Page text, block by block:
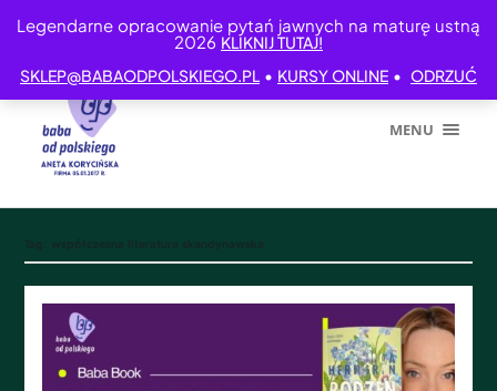
Legendarne opracowanie pytań jawnych na maturę ustną
2026 KLIKNIJ TUTAJ!
SKLEP@BABAODPOLSKIEGO.PL • KURSY ONLINE • ODRZUĆ
MENU